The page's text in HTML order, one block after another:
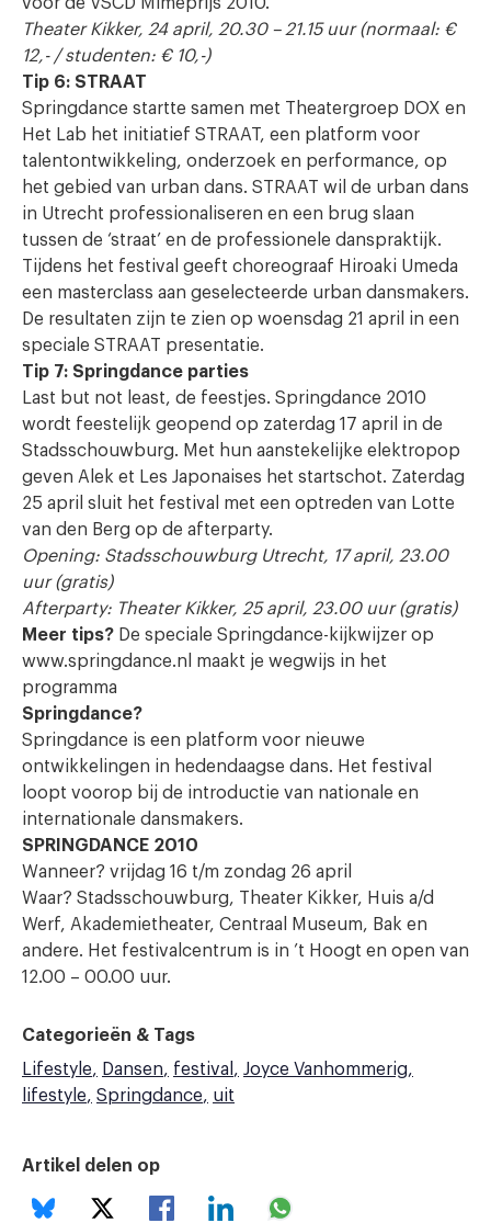
voor de VSCD Mimeprijs 2010.
Theater Kikker, 24 april, 20.30 – 21.15 uur (normaal: €
12,- / studenten: € 10,-)
Tip 6: STRAAT
Springdance startte samen met Theatergroep DOX en
Het Lab het initiatief STRAAT, een platform voor
talentontwikkeling, onderzoek en performance, op
het gebied van urban dans. STRAAT wil de urban dans
in Utrecht professionaliseren en een brug slaan
tussen de ‘straat’ en de professionele danspraktijk.
Tijdens het festival geeft choreograaf Hiroaki Umeda
een masterclass aan geselecteerde urban dansmakers.
De resultaten zijn te zien op woensdag 21 april in een
speciale STRAAT presentatie.
Tip 7: Springdance parties
Last but not least, de feestjes. Springdance 2010
wordt feestelijk geopend op zaterdag 17 april in de
Stadsschouwburg. Met hun aanstekelijke elektropop
geven Alek et Les Japonaises het startschot. Zaterdag
25 april sluit het festival met een optreden van Lotte
van den Berg op de afterparty.
Opening: Stadsschouwburg Utrecht, 17 april, 23.00
uur (gratis)
Afterparty: Theater Kikker, 25 april, 23.00 uur (gratis)
Meer tips? De speciale Springdance-kijkwijzer op
www.springdance.nl maakt je wegwijs in het
programma
Springdance?
Springdance is een platform voor nieuwe
ontwikkelingen in hedendaagse dans. Het festival
loopt voorop bij de introductie van nationale en
internationale dansmakers.
SPRINGDANCE 2010
Wanneer? vrijdag 16 t/m zondag 26 april
Waar? Stadsschouwburg, Theater Kikker, Huis a/d
Werf, Akademietheater, Centraal Museum, Bak en
andere. Het festivalcentrum is in ’t Hoogt en open van
12.00 – 00.00 uur.
Categorieën & Tags
Lifestyle
Dansen festival
Joyce Vanhommerig
lifestyle
Springdance uit
Artikel delen op